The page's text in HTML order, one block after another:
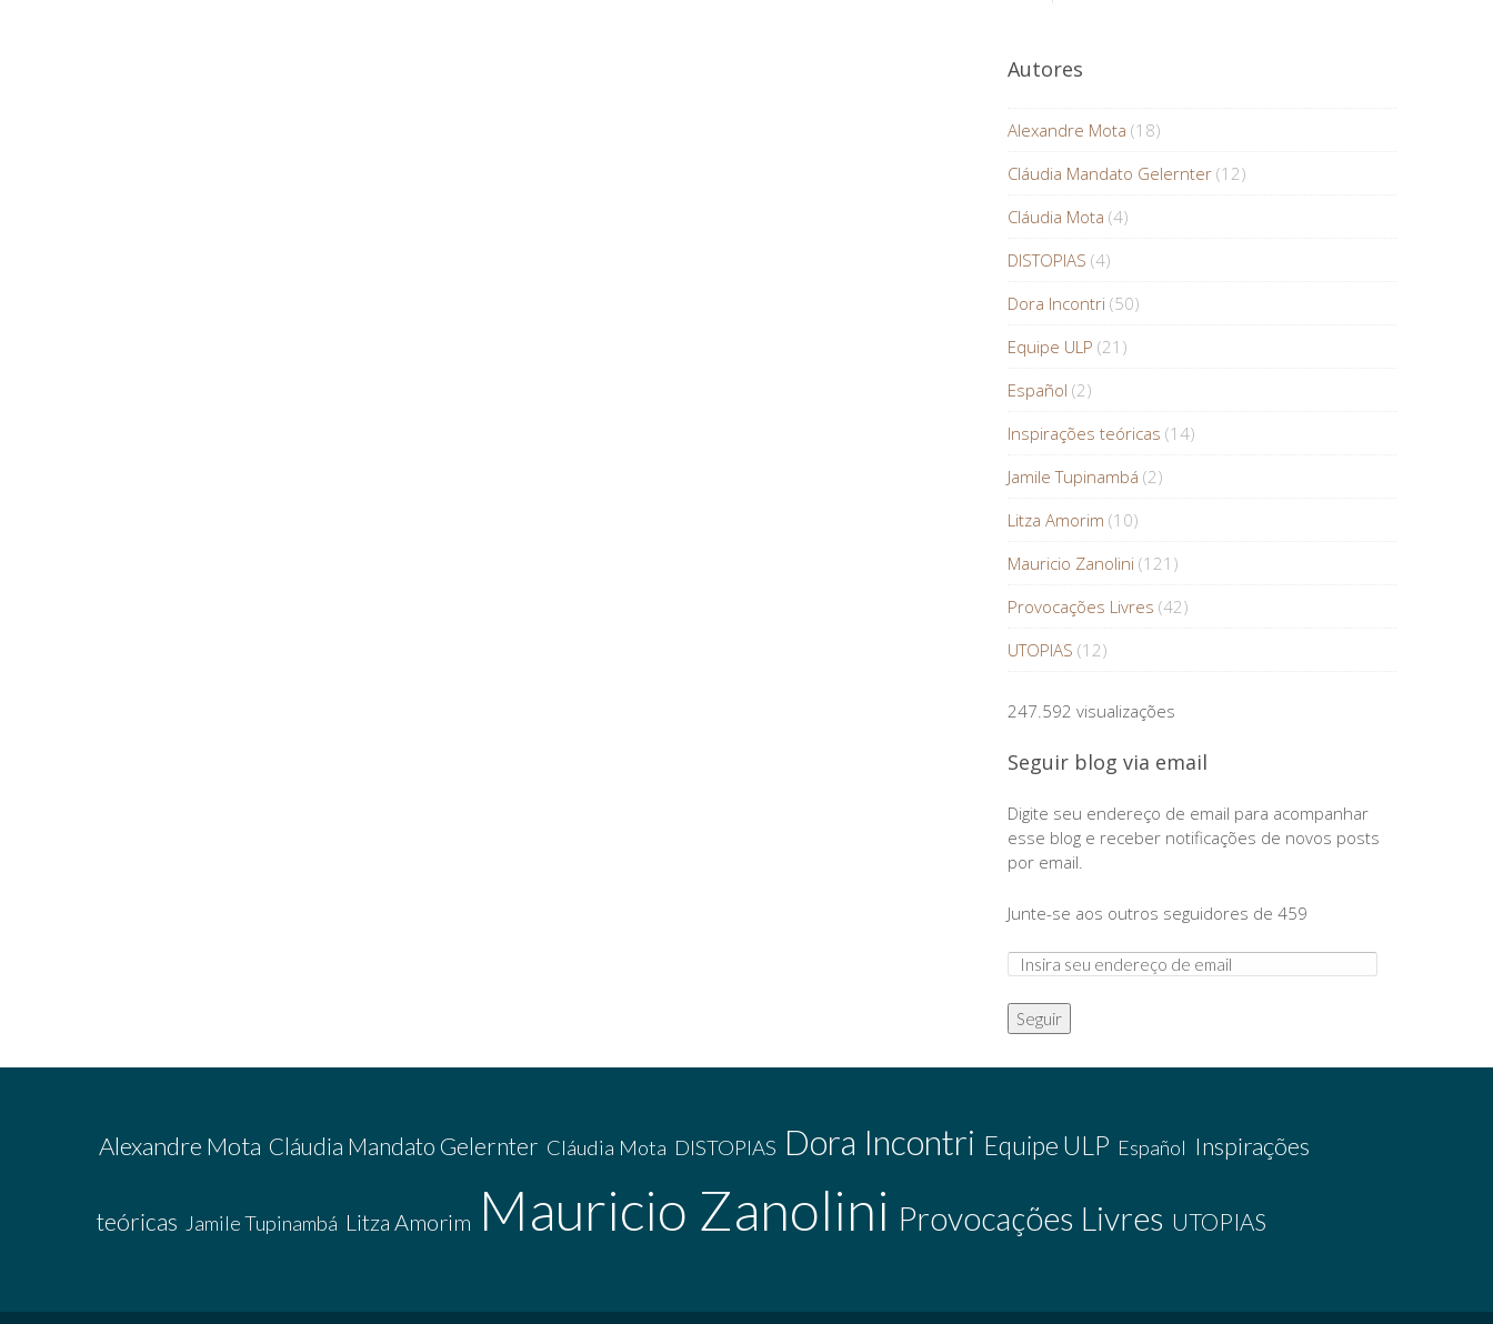
Autores
Alexandre Mota (18)
Cláudia Mandato Gelernter (12)
Cláudia Mota (4)
DISTOPIAS (4)
Dora Incontri (50)
Equipe ULP (21)
Español (2)
Inspirações teóricas (14)
Jamile Tupinambá (2)
Litza Amorim (10)
Mauricio Zanolini (121)
Provocações Livres (42)
UTOPIAS (12)
247.592 visualizações
Seguir blog via email
Digite seu endereço de email para acompanhar
esse blog e receber notificações de novos posts
por email.
Junte-se aos outros seguidores de 459
Seguir
Alexandre Mota Cláudia Mandato Gelernter Cláudia Mota DISTOPIAS Dora Incontri Equipe ULP Español Inspirações
teóricas Jamile Tupinambá Litza Amorim Mauricio Zanolini Provocações Livres UTOPIAS